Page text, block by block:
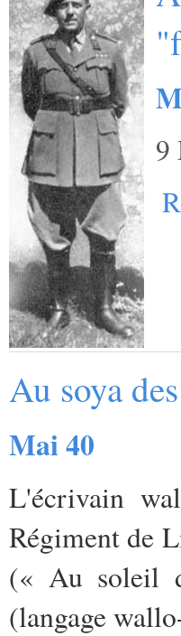
9
Au soya
Mai 40
L'écrivain
Régiment de
(« Au soleil
(langage